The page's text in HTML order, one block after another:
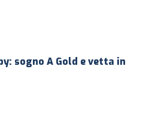
sogno A Gold e vetta in